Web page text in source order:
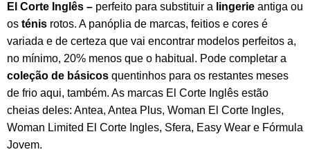
El Corte Inglês – perfeito para substituir a lingerie antiga ou
os ténis rotos. A panóplia de marcas, feitios e cores é
variada e de certeza que vai encontrar modelos perfeitos a,
no mínimo, 20% menos que o habitual. Pode completar a
coleção de básicos quentinhos para os restantes meses
de frio aqui, também. As marcas El Corte Inglês estão
cheias deles: Antea, Antea Plus, Woman El Corte Ingles,
Woman Limited El Corte Ingles, Sfera, Easy Wear e Fórmula
Jovem.